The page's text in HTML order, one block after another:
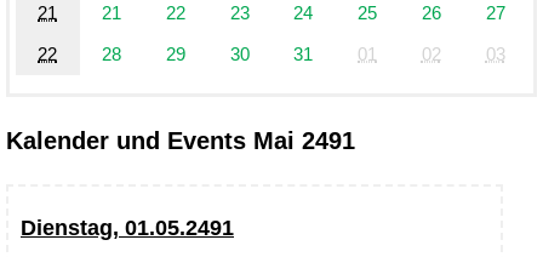
21
21 22 23 24 25 26
27
22
28 29 30 31 01 02 03
Kalender und Events Mai 2491
Dienstag, 01.05.2491